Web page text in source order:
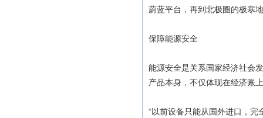
蔚蓝平台，再到北极圈的极寒
保障能源安全
能源安全是关系国家经济社会
产品本身，不仅体现在经济账
“以前设备只能从国外进口，